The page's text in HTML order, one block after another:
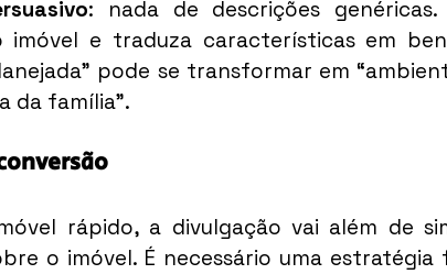
: nada de descrições
imóvel e traduza características em
pode se transformar em
da família”.
rápido, a divulgação vai além de
o imóvel. É necessário uma estratégia